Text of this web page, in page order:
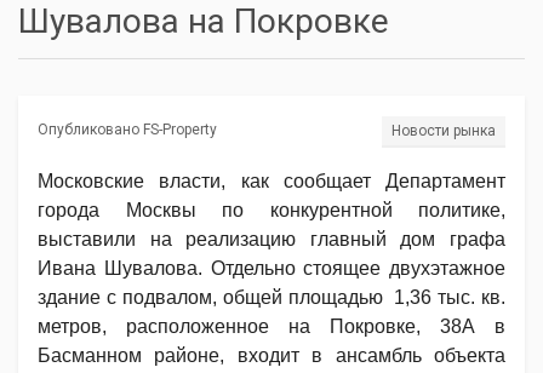
Шувалова на Покровке
Опубликовано FS-Property Новости рынка
Московские власти, как сообщает Департамент
города Москвы по конкурентной политике,
выставили на реализацию главный дом графа
Ивана Шувалова. Отдельно стоящее двухэтажное
здание с подвалом, общей площадью 1,36 тыс. кв.
метров, расположенное на Покровке, 38А в
Басманном районе, входит в ансамбль объекта